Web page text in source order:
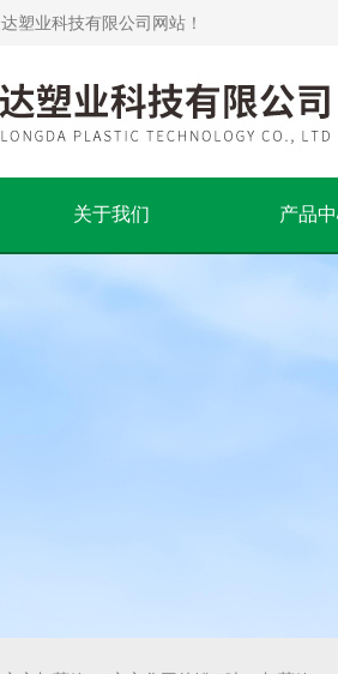
塑业科技有限公司网站！
关于我们 产品